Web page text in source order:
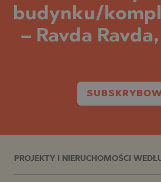
budynku/
– Ravda
PROJEKTY I NIERUCHOMOŚCI